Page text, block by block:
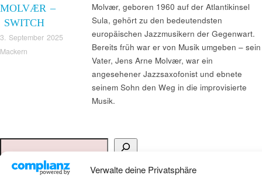
Verwalte deine Privatsphäre
MOLVÆR –
SWITCH
3. September 2025
Mackern
Molvær, geboren 1960 auf der Atlantikinsel
Sula, gehört zu den bedeutendsten
europäischen Jazzmusikern der Gegenwart.
Bereits früh war er von Musik umgeben – sein
Vater, Jens Arne Molvær, war ein
angesehener Jazzsaxofonist und ebnete
seinem Sohn den Weg in die improvisierte
Musik.
Suchen
ANKAUF HIFI & HIGH GERÄTE: +491794761922